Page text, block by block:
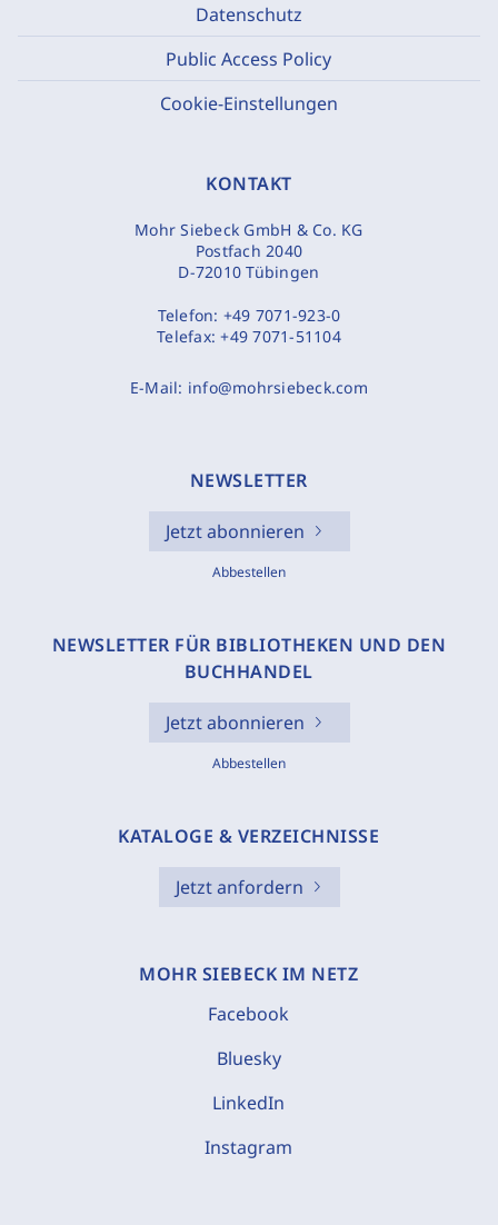
Datenschutz
Public Access Policy
Cookie-Einstellungen
KONTAKT
Mohr Siebeck GmbH & Co. KG
Postfach 2040
D-72010 Tübingen
Telefon: +49 7071-923-0
Telefax:+49 7071-51104
E-Mail: info@mohrsiebeck.com
NEWSLETTER
Jetzt abonnieren
Abbestellen
NEWSLETTER FÜR BIBLIOTHEKEN UND DEN
BUCHHANDEL
Jetzt abonnieren
Abbestellen
KATALOGE & VERZEICHNISSE
Jetzt anfordern
MOHR SIEBECK IM NETZ
Facebook
Bluesky
LinkedIn
Instagram